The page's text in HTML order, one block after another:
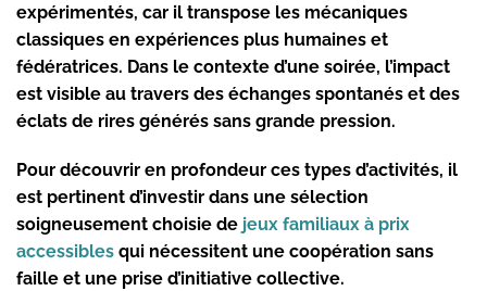
expérimentés, car il transpose les mécaniques
classiques en expériences plus humaines et
fédératrices. Dans le contexte d’une soirée, l’impact
est visible au travers des échanges spontanés et des
éclats de rires générés sans grande pression.
Pour découvrir en profondeur ces types d’activités, il
est pertinent d’investir dans une sélection
soigneusement choisie de jeux familiaux à prix
accessibles qui nécessitent une coopération sans
faille et une prise d’initiative collective.